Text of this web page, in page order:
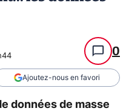
0
Ajoutez-nous en favori
données de masse